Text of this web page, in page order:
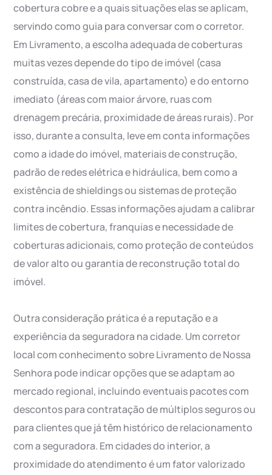
cobertura cobre e a quais situações elas se aplicam,
servindo como guia para conversar com o corretor.
Em Livramento, a escolha adequada de coberturas
muitas vezes depende do tipo de imóvel (casa
construída, casa de vila, apartamento) e do entorno
imediato (áreas com maior árvore, ruas com
drenagem precária, proximidade de áreas rurais). Por
isso, durante a consulta, leve em conta informações
como a idade do imóvel, materiais de construção,
padrão de redes elétrica e hidráulica, bem como a
existência de shieldings ou sistemas de proteção
contra incêndio. Essas informações ajudam a calibrar
limites de cobertura, franquias e necessidade de
coberturas adicionais, como proteção de conteúdos
de valor alto ou garantia de reconstrução total do
imóvel.
Outra consideração prática é a reputação e a
experiência da seguradora na cidade. Um corretor
local com conhecimento sobre Livramento de Nossa
Senhora pode indicar opções que se adaptam ao
mercado regional, incluindo eventuais pacotes com
descontos para contratação de múltiplos seguros ou
para clientes que já têm histórico de relacionamento
com a seguradora. Em cidades do interior, a
proximidade do atendimento é um fator valorizado